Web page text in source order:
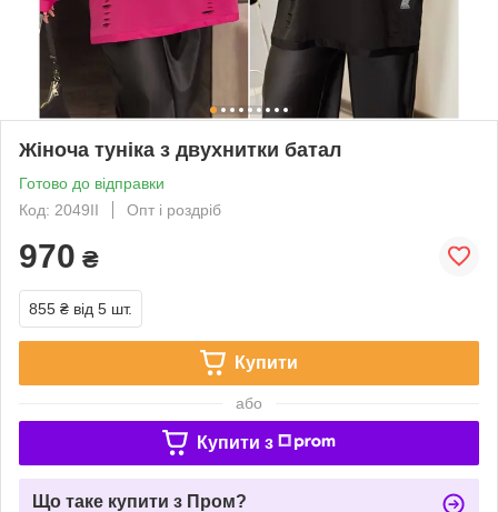
Жіноча туніка з двухнитки батал
Готово до відправки
Код: 2049ІІ
Опт і роздріб
970 ₴
855 ₴ від 5 шт.
Купити
або
Купити з
Що таке купити з Пром?